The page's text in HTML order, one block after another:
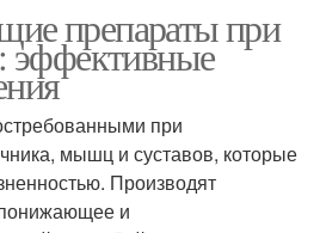
препараты при
эффективные
при
мышц и суставов, которые
Производят
и